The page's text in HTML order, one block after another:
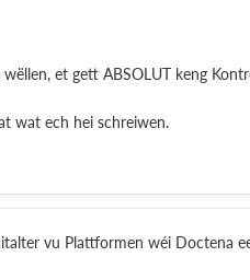
et gett ABSOLUT keng
wat ech hei schreiwen.
vu Plattformen wéi Doctena